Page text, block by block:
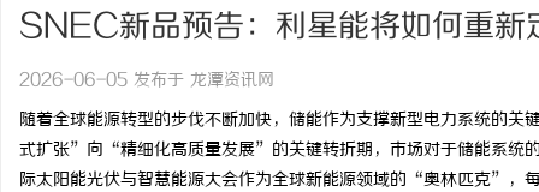
SNEC新品预告：利星能将如何重新
2026-06-05 发布于 龙潭资讯网
随着全球能源转型的步伐不断加快，储能作为支撑新型电力系统的
式扩张”向“精细化高质量发展”的关键转折期，市场对于储能系统
际太阳能光伏与智慧能源大会作为全球新能源领域的“奥林匹克”，